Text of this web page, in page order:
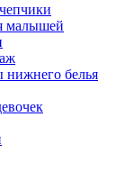
малышей
нижнего белья